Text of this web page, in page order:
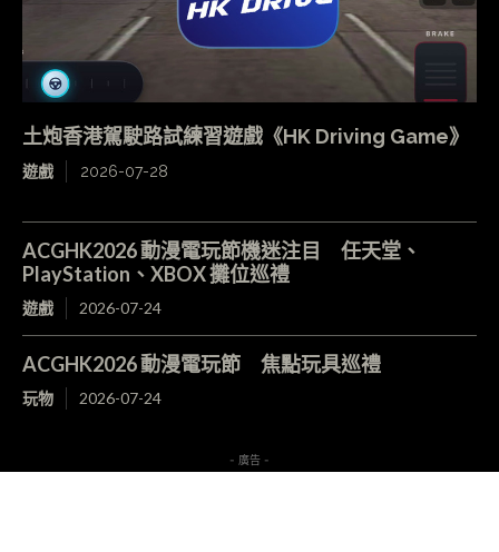
土炮香港駕駛路試練習遊戲《HK Driving Game》
遊戲 2026-07-28
ACGHK2026 動漫電玩節機迷注目 任天堂、
PlayStation、XBOX 攤位巡禮
遊戲 2026-07-24
ACGHK2026 動漫電玩節 焦點玩具巡禮
玩物 2026-07-24
- 廣告 -